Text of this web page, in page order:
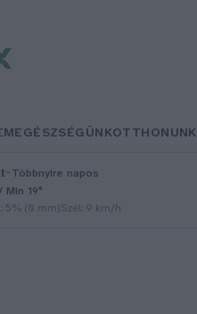
EGÉSZSÉGÜNKOTTHONUNK
–Többnyire napos
Min 19°
5% (0 mm)Szél: 9 km/h